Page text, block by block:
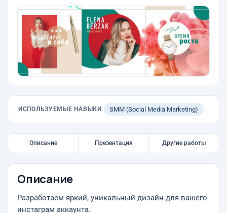
ИСПОЛЬЗУЕМЫЕ НАВЫКИ SMM (Social Media Marketing)
Описание Презентация Другие работы
Описание
Разработаем яркий, уникальный дизайн для вашего
инстаграм аккаунта.